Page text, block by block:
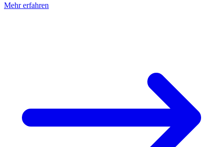
Mehr erfahren